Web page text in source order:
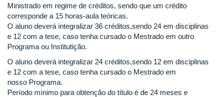
Ministrado em regime de créditos, sendo que um crédito
corresponde a 15 horas-aula teóricas.
O aluno deverá integralizar 36 créditos,sendo 24 em disciplinas
e 12 com a tese, caso tenha cursado o Mestrado em outro
Programa ou Institutição.
O aluno deverá integralizar 24 créditos,sendo 12 em disciplinas
e 12 com a tese, caso tenha cursado o Mestrado em
nosso Programa.
Período mínimo para obtenção do título é de 24 meses e